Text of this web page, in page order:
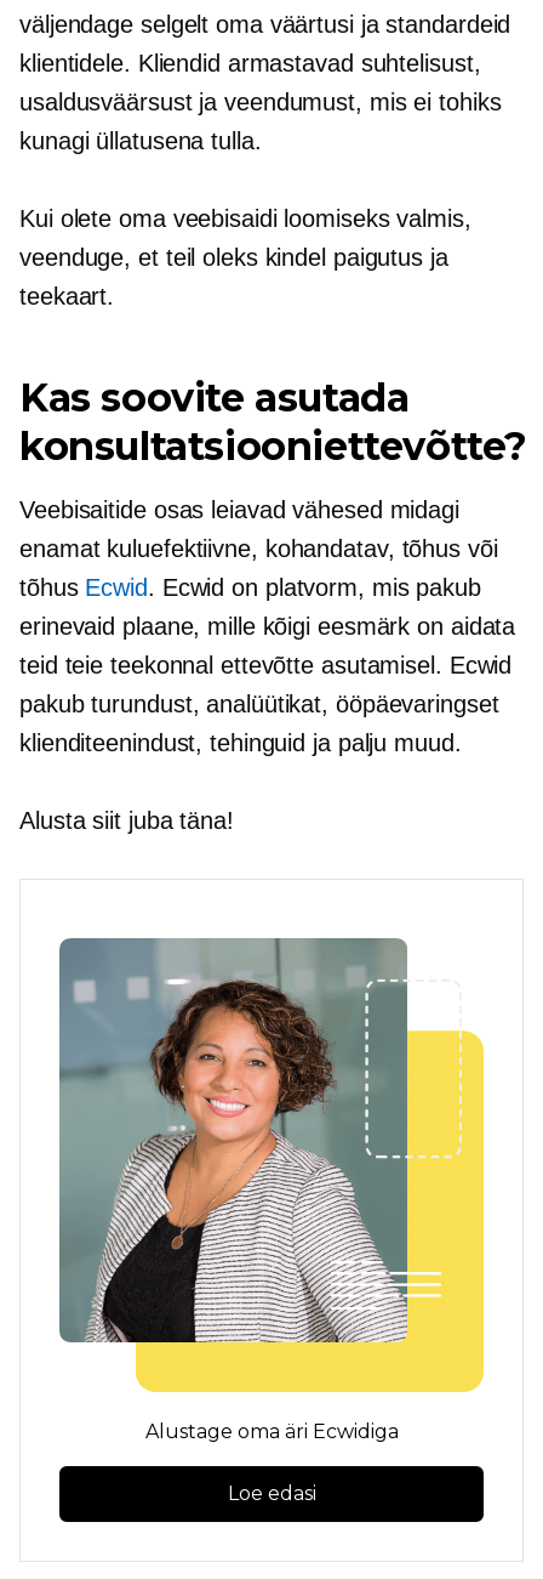
väljendage selgelt oma väärtusi ja standardeid
klientidele. Kliendid armastavad suhtelisust,
usaldusväärsust ja veendumust, mis ei tohiks
kunagi üllatusena tulla.
Kui olete oma veebisaidi loomiseks valmis,
veenduge, et teil oleks kindel paigutus ja
teekaart.
Kas soovite asutada
konsultatsiooniettevõtte?
Veebisaitide osas leiavad vähesed midagi
enamat kuluefektiivne, kohandatav, tõhus või
tõhus Ecwid. Ecwid on platvorm, mis pakub
erinevaid plaane, mille kõigi eesmärk on aidata
teid teie teekonnal ettevõtte asutamisel. Ecwid
pakub turundust, analüütikat, ööpäevaringset
klienditeenindust, tehinguid ja palju muud.
Alusta siit juba täna!
Alustage oma äri Ecwidiga
Loe edasi